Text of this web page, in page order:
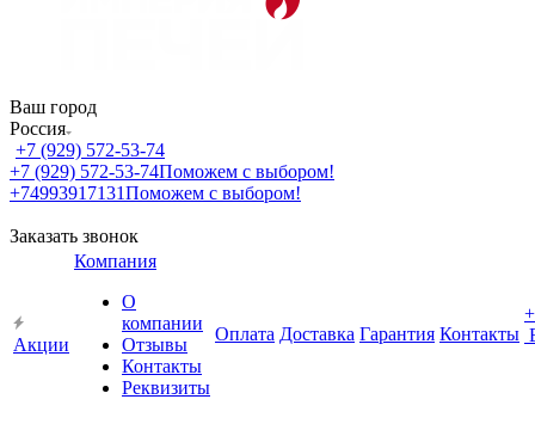
Ваш город
Россия
+7 (929) 572-53-74
+7 (929) 572-53-74Поможем с выбором!
+74993917131Поможем с выбором!
Заказать звонок
Акции
Компания
О
компании
Отзывы
Контакты
Реквизиты
Оплата Доставка Гарантия Контакты
+